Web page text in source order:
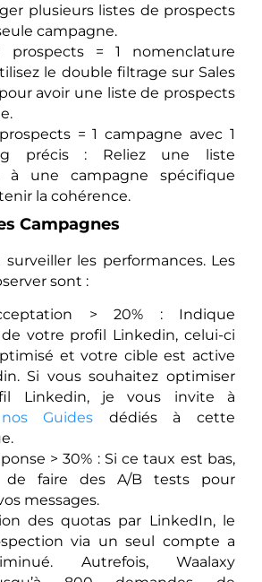
plusieurs listes de prospects
campagne.
= 1 nomenclature
le double filtrage sur Sales
avoir une liste de prospects
= 1 campagne avec 1
précis : Reliez une liste
à une campagne spécifique
la cohérence.
Campagnes
les performances. Les
sont :
> 20% : Indique
de votre profil Linkedin, celui-ci
et votre cible est active
Si vous souhaitez optimiser
Linkedin, je vous invite à
nos Guides dédiés à cette
> 30% : Si ce taux est bas,
de faire des A/B tests pour
messages.
des quotas par LinkedIn, le
via un seul compte a
Autrefois, Waalaxy